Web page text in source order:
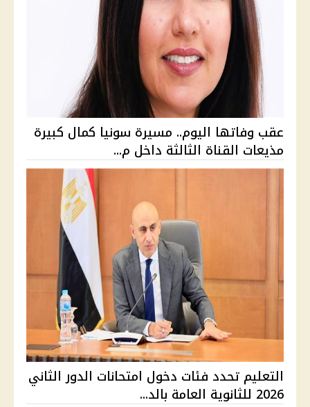
عقب وفاتها اليوم.. مسيرة سونيا كمال كبيرة
مذيعات القناة الثالثة داخل م...
التعليم تحدد فئات دخول امتحانات الدور الثاني
2026 للثانوية العامة بالد...